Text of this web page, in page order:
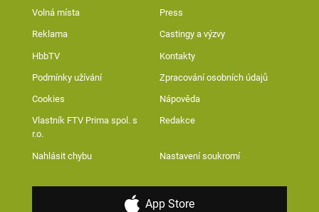
Volná místa Press
Reklama Castingy a výzvy
HbbTV Kontakty
Podmínky užívání Zpracování osobních údajů
Cookies Nápověda
Vlastník FTV Prima spol. s
r.o.
Redakce
Nahlásit chybu Nastavení soukromí
App Store